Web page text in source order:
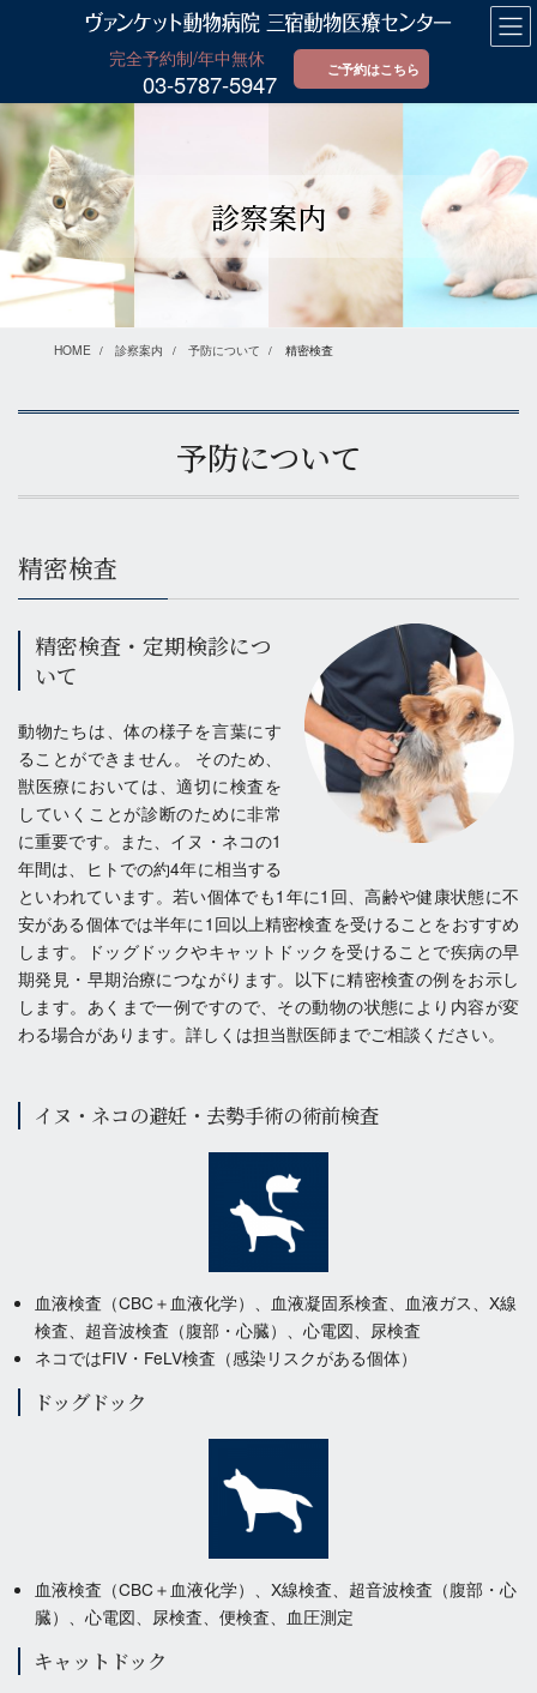
ツ
に
シ
ョ
移
03-5787-5947
ご予約はこちら
診察案内
HOME 診察案内 予防について 精密検査
予防について
精密検査
精密検査・定期検診につ
いて
動物たちは、体の様子を言葉にす
ることができません。 そのため、
獣医療においては、適切に検査を
していくことが診断のために非常
に重要です。また、イヌ・ネコの1
年間は、ヒトでの約4年に相当する
といわれています。若い個体でも1年に1回、高齢や健康状態に不
安がある個体では半年に1回以上精密検査を受けることをおすすめ
します。ドッグドックやキャットドックを受けることで疾病の早
期発見・早期治療につながります。以下に精密検査の例をお示し
します。あくまで一例ですので、その動物の状態により内容が変
わる場合があります。詳しくは担当獣医師までご相談ください。
イヌ・ネコの避妊・去勢手術の術前検査
血液検査（CBC＋血液化学）、血液凝固系検査、血液ガス、X線
検査、超音波検査（腹部・心臓）、心電図、尿検査
ネコではFIV・FeLV検査（感染リスクがある個体）
ドッグドック
血液検査（CBC＋血液化学）、X線検査、超音波検査（腹部・心
臓）、心電図、尿検査、便検査、血圧測定
キャットドック